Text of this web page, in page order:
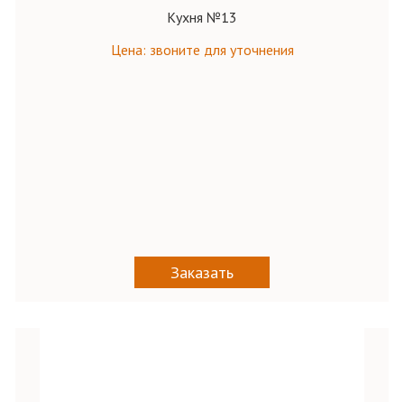
Кухня №13
Цена: звоните для уточнения
Заказать